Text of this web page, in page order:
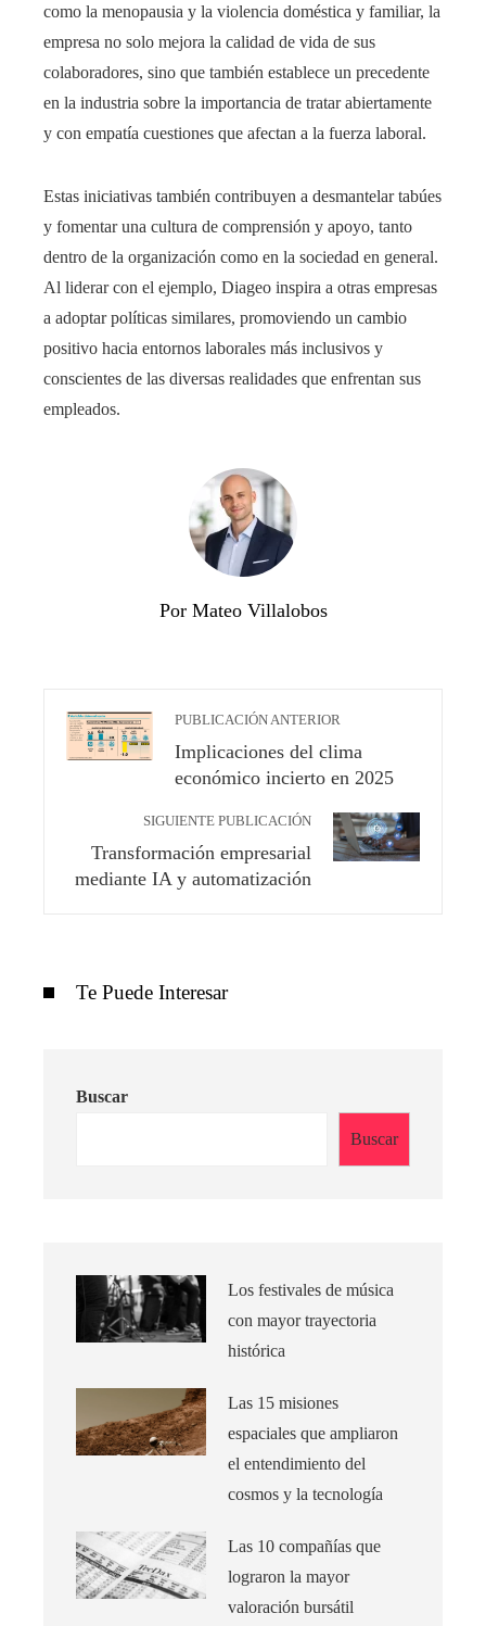
como la menopausia y la violencia doméstica y familiar, la
empresa no solo mejora la calidad de vida de sus
colaboradores, sino que también establece un precedente
en la industria sobre la importancia de tratar abiertamente
y con empatía cuestiones que afectan a la fuerza laboral.​
Estas iniciativas también contribuyen a desmantelar tabúes
y fomentar una cultura de comprensión y apoyo, tanto
dentro de la organización como en la sociedad en general.
Al liderar con el ejemplo, Diageo inspira a otras empresas
a adoptar políticas similares, promoviendo un cambio
positivo hacia entornos laborales más inclusivos y
conscientes de las diversas realidades que enfrentan sus
empleados.
Por Mateo Villalobos
PUBLICACIÓN ANTERIOR
Implicaciones del clima
económico incierto en 2025
SIGUIENTE PUBLICACIÓN
Transformación empresarial
mediante IA y automatización
Te Puede Interesar
Buscar
Buscar
Los festivales de música
con mayor trayectoria
histórica
Las 15 misiones
espaciales que ampliaron
el entendimiento del
cosmos y la tecnología
Las 10 compañías que
lograron la mayor
valoración bursátil